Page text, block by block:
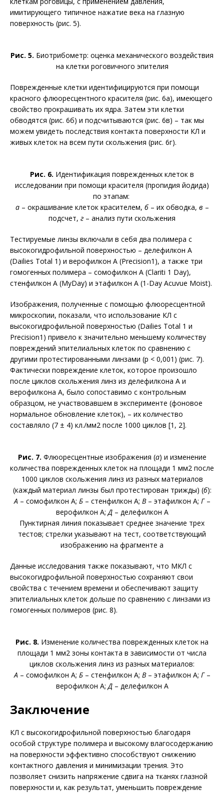
имитирующего типичное нажатие века на глазную
поверхность (рис. 5).
Рис. 5. Биотрибометр: оценка механического воздействия
на клетки роговичного эпителия
Поврежденные клетки идентифицируются при помощи
красного флюоресцентного красителя (рис. 6а), имеющего
свойство прокрашивать их ядра. Затем эти клетки
обводятся (рис. 6б) и подсчитываются (рис. 6в) – так мы
можем увидеть последствия контакта поверхности КЛ и
живых клеток на всем пути скольжения (рис. 6г).
Рис. 6. Идентификация поврежденных клеток в
исследовании при помощи красителя (пропидия йодида)
по этапам:
а– окрашивание клеток красителем, б– их обводка, в –
подсчет, г – анализ пути скольжения
Тестируемые линзы включали в себя два полимера с
высокогидрофильной поверхностью – делефилкон A
(Dailies Total 1) и верофилкон A (Precision1), а также три
гомогенных полимера – сомофилкон A (Clariti 1 Day),
стенфилкон A (MyDay) и этафилкон A (1-Day Acuvue Moist).
Изображения, полученные с помощью флюоресцентной
микроскопии, показали, что использование КЛ с
высокогидрофильной поверхностью (Dailies Total 1 и
Precision1) привело к значительно меньшему количеству
повреждений эпителиальных клеток по сравнению с
другими протестированными линзами (p < 0,001) (рис. 7).
Фактически повреждение клеток, которое произошло
после циклов скольжения линз из делефилкона A и
верофилкона A, было сопоставимо с контрольным
образцом, не участвовавшем в эксперименте (фоновое
нормальное обновление клеток), – их количество
составляло (7 ± 4) кл./мм2 после 1000 цик­лов [1, 2].
Рис. 7. Флюоресцентные изображения (а) и изменение
количества поврежденных клеток на площади 1 мм2 после
1000 циклов скольжения линз из разных материалов
(каждый материал линзы был протестирован трижды) (б):
А– сомофилкон А; Б– стенфилкон А; В– этафилкон А; Г–
верофилкон А;Д– делефилкон А
Пунктирная линия показывает среднее значение трех
тестов; стрелки указывают на тест, соответствующий
изображению на фрагменте а
Данные исследования также показывают, что МКЛ с
высокогидрофильной поверхностью сохраняют свои
свойства с течением времени и обеспечивают защиту
эпителиальных клеток дольше по сравнению с линзами из
гомогенных полимеров (рис. 8).
Рис. 8. Изменение количества поврежденных клеток на
площади 1 мм2 зоны контакта в зависимости от числа
циклов скольжения линз из разных материалов:
А – сомофилкон А; Б– стенфилкон А; В– этафилкон А; Г–
верофилкон А;Д– делефилкон А
Заключение
КЛ с высокогидрофильной поверхностью благодаря
особой структуре полимера и высокому влагосодержанию
на поверхности эффективно способствуют снижению
контактного давления и минимизации трения. Это
позволяет снизить напряжение сдвига на тканях глазной
поверхности и, как результат, уменьшить повреждение